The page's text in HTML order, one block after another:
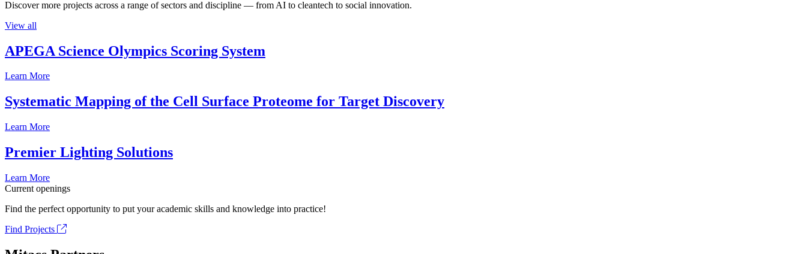
Discover more projects across a range of sectors and discipline — from AI to cleantech to social innovation.
View all
APEGA Science Olympics Scoring System
Learn More
Systematic Mapping of the Cell Surface Proteome for Target Discovery
Learn More
Premier Lighting Solutions
Learn More
Current openings
Find the perfect opportunity to put your academic skills and knowledge into practice!
Find Projects